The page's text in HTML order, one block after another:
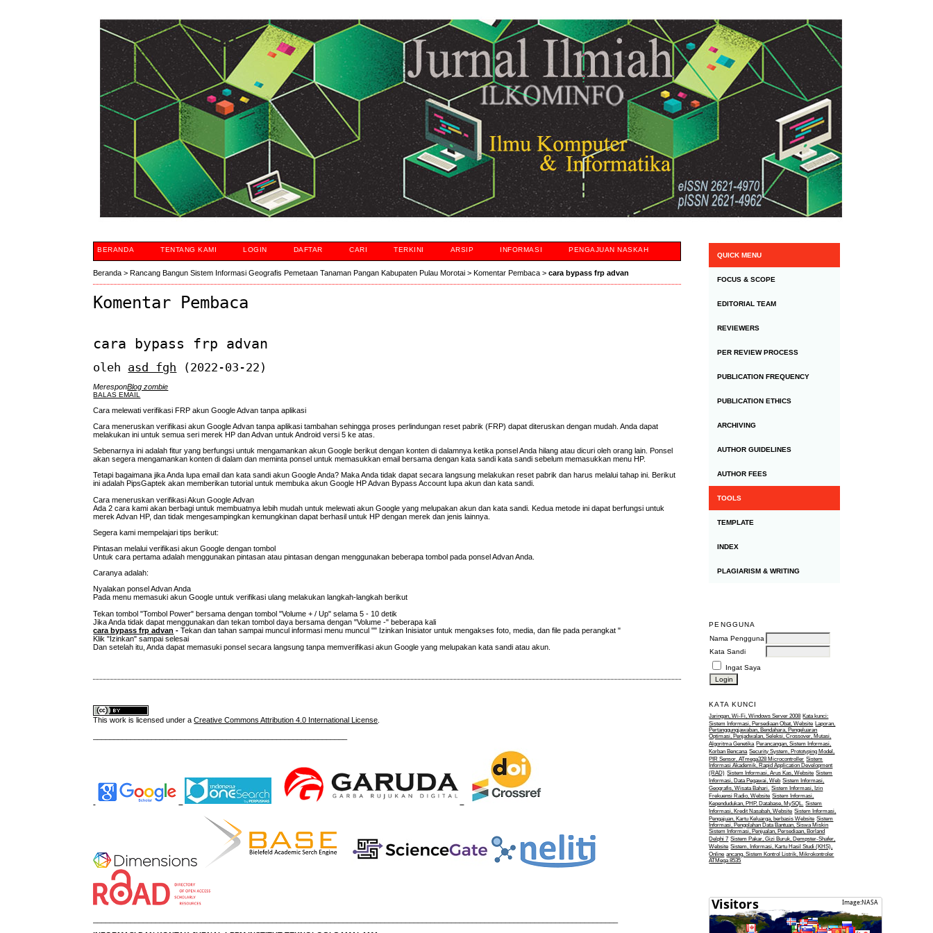
QUICK MENU
FOCUS & SCOPE
EDITORIAL TEAM
REVIEWERS
PER REVIEW PROCESS
PUBLICATION FREQUENCY
PUBLICATION ETHICS
ARCHIVING
AUTHOR GUIDELINES
AUTHOR FEES
TOOLS
TEMPLATE
INDEX
PLAGIARISM & WRITING
PENGGUNA
Nama Pengguna
Kata Sandi
Ingat Saya
KATA KUNCI
Jaringan, Wi-Fi, Windows Server 2008 Kata kunci:
Sistem Informasi, Persediaan Obat, Website Laporan,
Pertanggungjawaban, Bendahara, Pengeluaran
Optimasi, Penjadwalan, Seleksi, Crossover, Mutasi,
Algoritma Genetika Perancangan, Sistem Informasi,
Korban Bencana Security System, Prototyping Model,
PIR Sensor, ATmega328 Microcontroller Sistem
Informasi Akademik, Rapid Application Development
(RAD) Sistem Informasi, Arus Kas, Website Sistem
Informasi, Data Pegawai, Web Sistem Informasi,
Geografis, Wisata Bahari. Sistem Informasi, Izin
Frekuensi Radio, Website Sistem Informasi,
Kependudukan, PHP, Database, MySQL. Sistem
Informasi, Kredit Nasabah, Website Sistem Informasi,
Pengajuan, Kartu Keluarga, berbasis Website Sistem
Informasi, Pengolahan Data Bantuan, Siswa Miskin
Sistem Informasi, Penjualan, Persediaan, Borland
Delphi 7 Sistem Pakar, Gizi Buruk, Dempster-Shafer,
Website Sistem, Informasi, Kartu Hasil Studi (KHS),
Online ancang, Sistem Kontrol Listrik, Mikrokontroler
ATMega 8535
BERANDA TENTANG KAMI LOGIN DAFTAR CARI TERKINI ARSIP INFORMASI PENGAJUAN NASKAH
Beranda >Rancang Bangun Sistem Informasi Geografis Pemetaan Tanaman Pangan Kabupaten Pulau Morotai >Komentar Pembaca >cara bypass frp advan
Komentar Pembaca
cara bypass frp advan
oleh asd fgh (2022-03-22)
MeresponBlog zombie
BALAS EMAIL
Cara melewati verifikasi FRP akun Google Advan tanpa aplikasi
Cara meneruskan verifikasi akun Google Advan tanpa aplikasi tambahan sehingga proses perlindungan reset pabrik (FRP) dapat diteruskan dengan mudah. Anda dapat
melakukan ini untuk semua seri merek HP dan Advan untuk Android versi 5 ke atas.
Sebenarnya ini adalah fitur yang berfungsi untuk mengamankan akun Google berikut dengan konten di dalamnya ketika ponsel Anda hilang atau dicuri oleh orang lain. Ponsel
akan segera mengamankan konten di dalam dan meminta ponsel untuk memasukkan email bersama dengan kata sandi kata sandi sebelum memasukkan menu HP.
Tetapi bagaimana jika Anda lupa email dan kata sandi akun Google Anda? Maka Anda tidak dapat secara langsung melakukan reset pabrik dan harus melalui tahap ini. Berikut
ini adalah PipsGaptek akan memberikan tutorial untuk membuka akun Google HP Advan Bypass Account lupa akun dan kata sandi.
Cara meneruskan verifikasi Akun Google Advan
Ada 2 cara kami akan berbagi untuk membuatnya lebih mudah untuk melewati akun Google yang melupakan akun dan kata sandi. Kedua metode ini dapat berfungsi untuk
merek Advan HP, dan tidak mengesampingkan kemungkinan dapat berhasil untuk HP dengan merek dan jenis lainnya.
Segera kami mempelajari tips berikut:
Pintasan melalui verifikasi akun Google dengan tombol
Untuk cara pertama adalah menggunakan pintasan atau pintasan dengan menggunakan beberapa tombol pada ponsel Advan Anda.
Caranya adalah:
Nyalakan ponsel Advan Anda
Pada menu memasuki akun Google untuk verifikasi ulang melakukan langkah-langkah berikut
Tekan tombol "Tombol Power" bersama dengan tombol "Volume + / Up" selama 5 - 10 detik
Jika Anda tidak dapat menggunakan dan tekan tombol daya bersama dengan "Volume -" beberapa kali
cara bypass frp advan -Tekan dan tahan sampai muncul informasi menu muncul "" Izinkan Inisiator untuk mengakses foto, media, dan file pada perangkat "
Klik "Izinkan" sampai selesai
Dan setelah itu, Anda dapat memasuki ponsel secara langsung tanpa memverifikasi akun Google yang melupakan kata sandi atau akun.
This work is licensed under aCreative Commons Attribution 4.0 International License